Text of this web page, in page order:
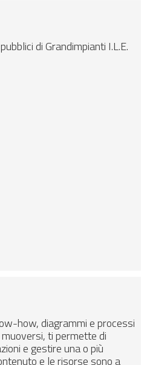
di Grandimpianti I.L.E.
how, diagrammi e processi
ti permette di
e gestire una o più
e le risorse sono a